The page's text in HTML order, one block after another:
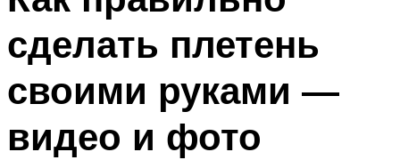
Ворота
Меню
сделать плетень
своими руками —
видео и фото